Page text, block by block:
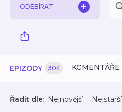
ODEBÍRAT
EPIZODY 304 KOMENTÁŘE
Řadit dle: Nejnovější Nejstarší